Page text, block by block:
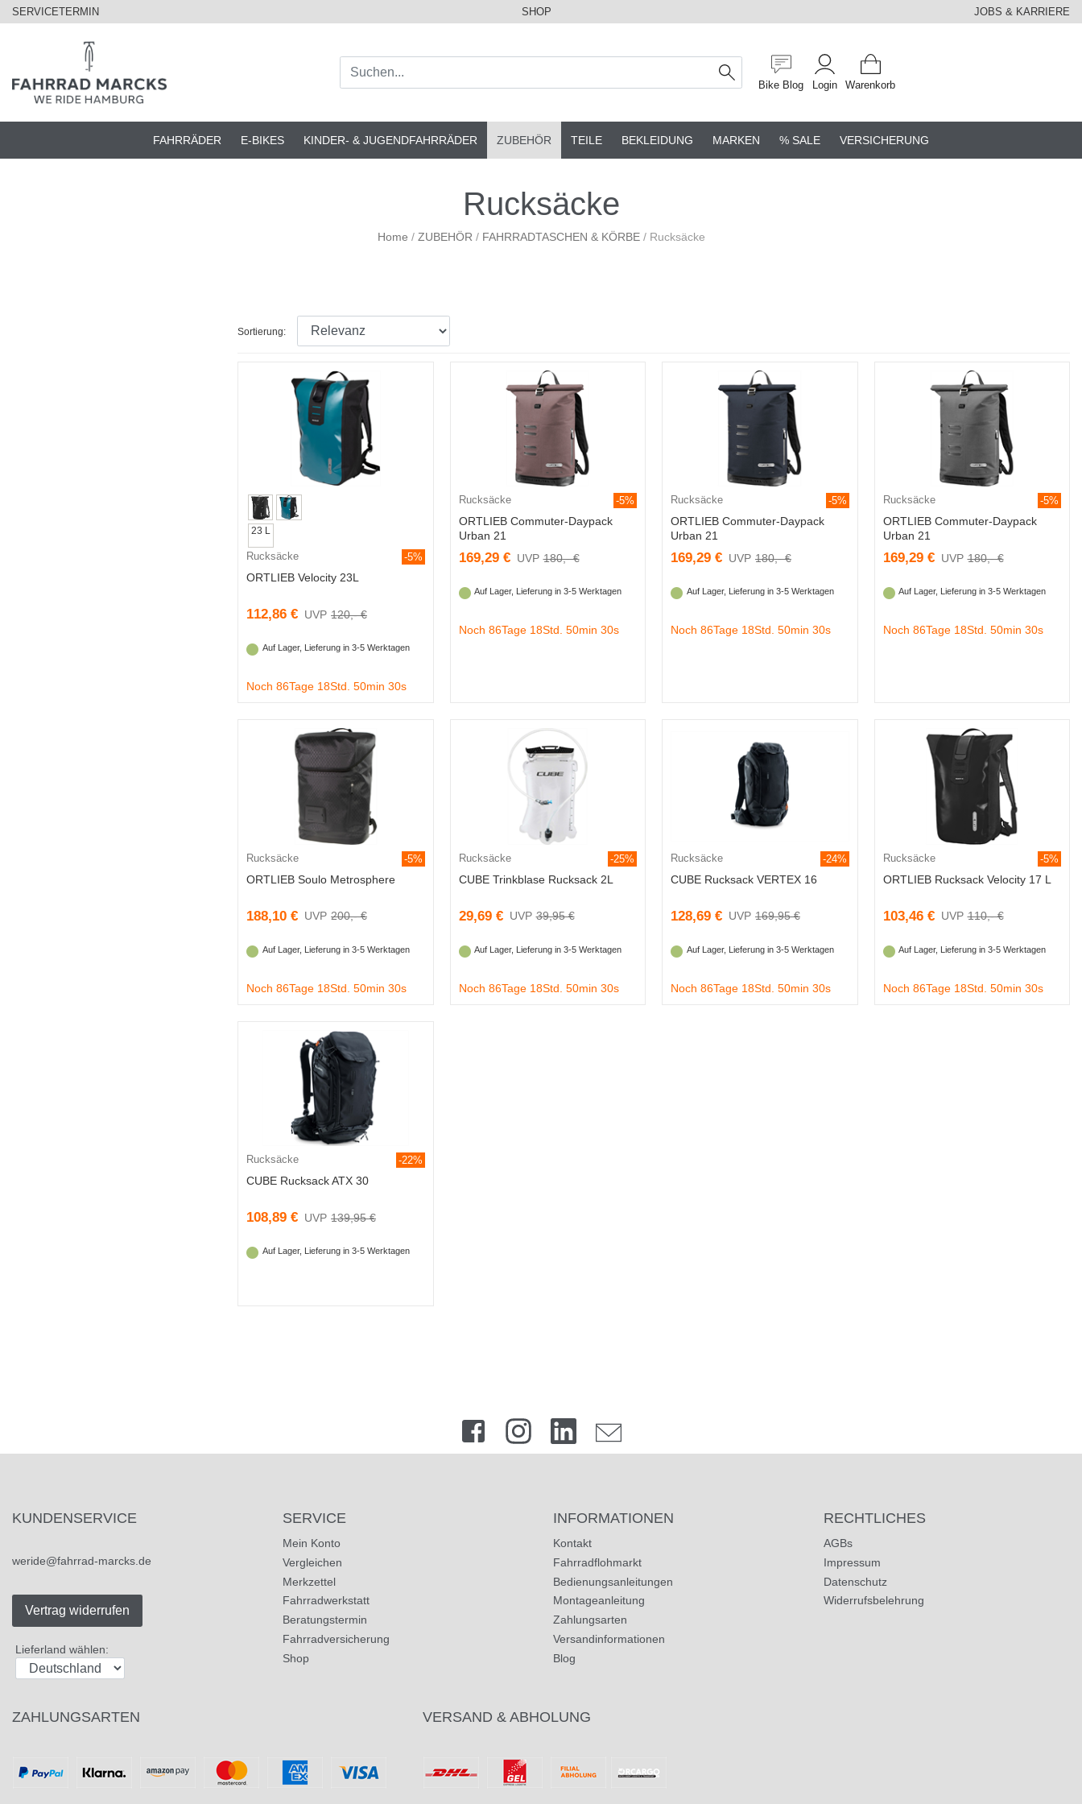
SERVICETERMIN SHOP JOBS & KARRIERE
Bike Blog Login Warenkorb
FAHRRÄDER E-BIKES KINDER- & JUGENDFAHRRÄDER ZUBEHÖR TEILE BEKLEIDUNG MARKEN % SALE VERSICHERUNG
Rucksäcke
Home / ZUBEHÖR / FAHRRADTASCHEN & KÖRBE/ Rucksäcke
Sortierung:
23 L
Rucksäcke -5%
ORTLIEB Velocity 23L
112,86 € 120,- €
Auf Lager, Lieferung in 3-5 Werktagen
Noch 86Tage 18Std. 50min 29s
Rucksäcke -5%
ORTLIEB Commuter-Daypack
Urban 21
169,29 € 180,- €
Auf Lager, Lieferung in 3-5 Werktagen
Noch 86Tage 18Std. 50min 29s
Rucksäcke -5%
ORTLIEB Commuter-Daypack
Urban 21
169,29 € 180,- €
Auf Lager, Lieferung in 3-5 Werktagen
Noch 86Tage 18Std. 50min 29s
Rucksäcke -5%
ORTLIEB Commuter-Daypack
Urban 21
169,29 € 180,- €
Auf Lager, Lieferung in 3-5 Werktagen
Noch 86Tage 18Std. 50min 29s
Rucksäcke -5%
ORTLIEB Soulo Metrosphere
188,10 € 200,- €
Auf Lager, Lieferung in 3-5 Werktagen
Noch 86Tage 18Std. 50min 29s
Rucksäcke -25%
CUBE Trinkblase Rucksack 2L
29,69 € 39,95 €
Auf Lager, Lieferung in 3-5 Werktagen
Noch 86Tage 18Std. 50min 29s
Rucksäcke -24%
CUBE Rucksack VERTEX 16
128,69 € 169,95 €
Auf Lager, Lieferung in 3-5 Werktagen
Noch 86Tage 18Std. 50min 29s
Rucksäcke -5%
ORTLIEB Rucksack Velocity 17 L
103,46 € 110,- €
Auf Lager, Lieferung in 3-5 Werktagen
Noch 86Tage 18Std. 50min 29s
Rucksäcke -22%
CUBE Rucksack ATX 30
108,89 € 139,95 €
Auf Lager, Lieferung in 3-5 Werktagen
KUNDENSERVICE
weride@fahrrad-marcks.de
Vertrag widerrufen
Lieferland wählen:
SERVICE
Mein Konto
Vergleichen
Merkzettel
Fahrradwerkstatt
Beratungstermin
Fahrradversicherung
Shop
INFORMATIONEN
Kontakt
Fahrradflohmarkt
Bedienungsanleitungen
Montageanleitung
Zahlungsarten
Versandinformationen
Blog
RECHTLICHES
AGBs
Impressum
Datenschutz
Widerrufsbelehrung
ZAHLUNGSARTEN VERSAND & ABHOLUNG